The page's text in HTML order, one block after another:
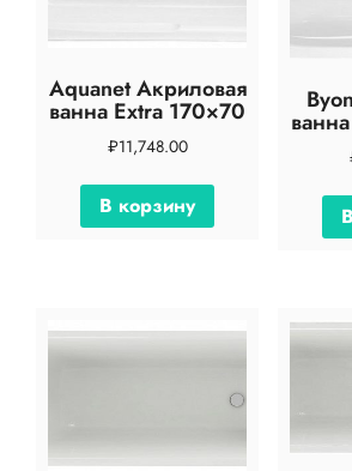
Aquanet Акриловая
ванна Extra 170×70
₽11,748.00
В корзину